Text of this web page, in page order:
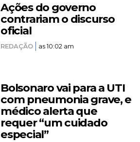
Ações do governo
contrariam o discurso
oficial
REDAÇÃO as 10:02 am
Bolsonaro vai para a UTI
com pneumonia grave, e
médico alerta que
requer “um cuidado
especial”